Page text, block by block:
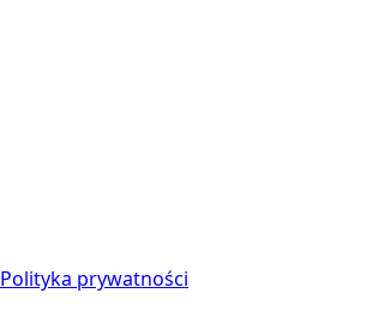
Polityka prywatności